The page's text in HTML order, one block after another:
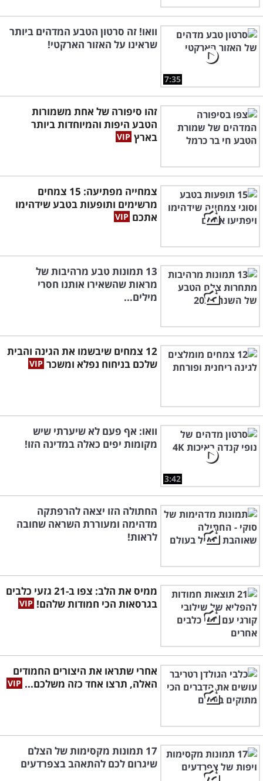
7:35
וואו! זה סרטון הטבע המדהים ביותר
שראינו על האזור הארקטי!
זהו סיפורה של אחת משמורות
הטבע היפות והמיוחדות ביותר
בארץ
צמחייה מפתיעה: 15 צמחים
מרשימים ותופעות בטבע שידהימו
אתכם
13 תמונות טבע מרהיבות של
מראות שהשאירו אותנו חסרי
מילים...
12 צמחים שיבשמו את הגינה והבית
שלכם בניחוח נפלא ומשכר
3:42
וואו: אף פעם לא שיערתי שיש
מקומות יפים כאלה במדינה הזו!
החתולה הזו יצאה להרפתקה
מדהימה ומעוררת השראה שחובה
לראות!
ממיס את הלב: צפו ב-21 גזעי כלבים
בגרסאות הכי חמודות שלהם!
אחרי שתראו את היצורים החמודים
האלה, תרצו אחד כזה משלכם...
17 תמונות מקסימות של הצלם
שיגרום לכם להתאהב בצפרדעים